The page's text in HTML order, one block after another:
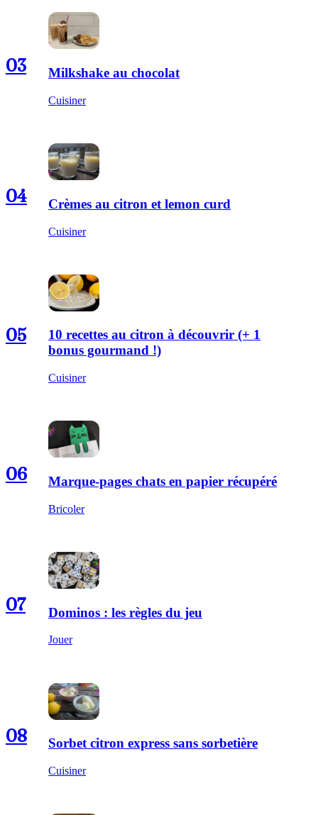
03 Milkshake au chocolat
Cuisiner
04 Crèmes au citron et lemon curd
Cuisiner
05
10 recettes au citron à découvrir (+ 1
bonus gourmand !)
Cuisiner
06 Marque-pages chats en papier récupéré
Bricoler
07 Dominos : les règles du jeu
Jouer
08 Sorbet citron express sans sorbetière
Cuisiner